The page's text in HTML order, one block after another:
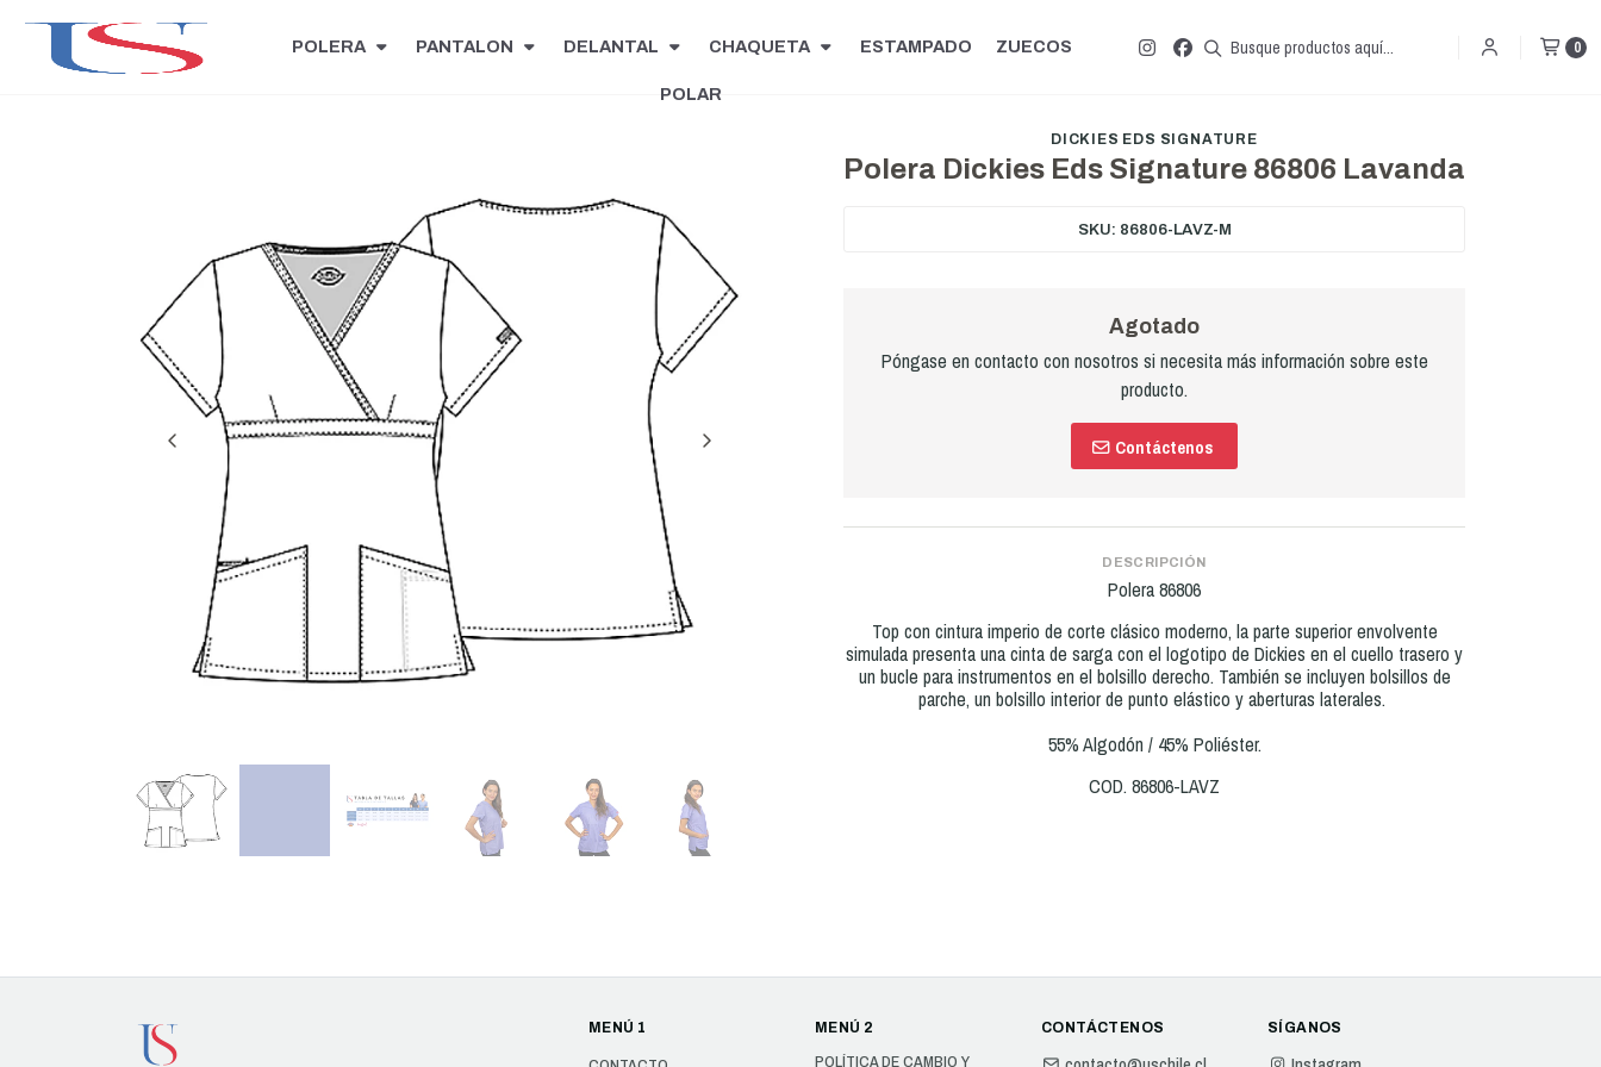
POLERA PANTALON DELANTAL CHAQUETA ESTAMPADO ZUECOS
POLAR
0
DICKIES EDS SIGNATURE
Polera Dickies Eds Signature 86806 Lavanda
SKU: 86806-LAVZ-M
Agotado
Póngase en contacto con nosotros si necesita más información sobre este
producto.
Contáctenos
DESCRIPCIÓN
Polera 86806
Top con cintura imperio de corte clásico moderno, la parte superior envolvente
simulada presenta una cinta de sarga con el logotipo de Dickies en el cuello trasero y
un bucle para instrumentos en el bolsillo derecho. También se incluyen bolsillos de
parche, un bolsillo interior de punto elástico y aberturas laterales.
55% Algodón / 45% Poliéster.
COD. 86806-LAVZ
MENÚ 1 MENÚ 2
POLÍTICA DE CAMBIO Y
CONTÁCTENOS SÍGANOS